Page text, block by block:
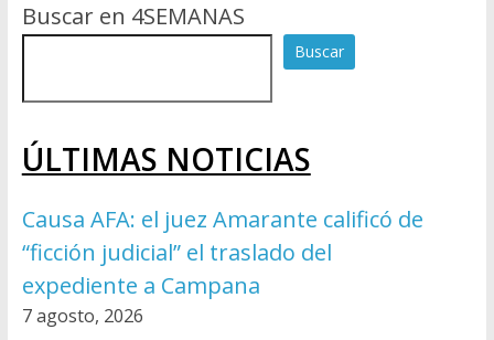
Buscar en 4SEMANAS
Buscar
ÚLTIMAS NOTICIAS
Causa AFA: el juez Amarante calificó de
“ficción judicial” el traslado del
expediente a Campana
7 agosto, 2026